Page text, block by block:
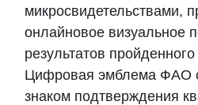
микросвидетельствами,
онлайновое визуальное
результатов
Цифровая эмблема ФAO
знаком подтверждения